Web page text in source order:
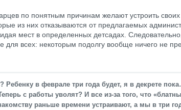
по понятным причинам желают устроить своих
из них отказываются от предлагаемых
мест в определенных детсадах.
для всех: некоторым подолгу вообще ничего не
Ребенку в феврале три года будет, я в декрете
с работы уволят? И все из-за того, что
раньше времени устраивают, а мы в три